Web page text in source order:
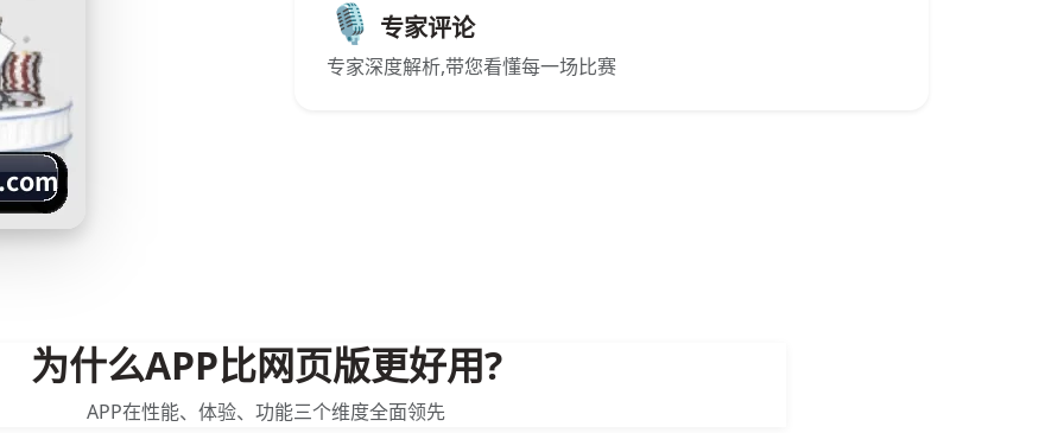
🎙️ 专家评论
专家深度解析,带您看懂每一场比赛
为什么APP比网页版更好用?
APP在性能、体验、功能三个维度全面领先